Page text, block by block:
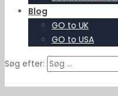
Blog
GO to UK
GO to USA
Søg efter: